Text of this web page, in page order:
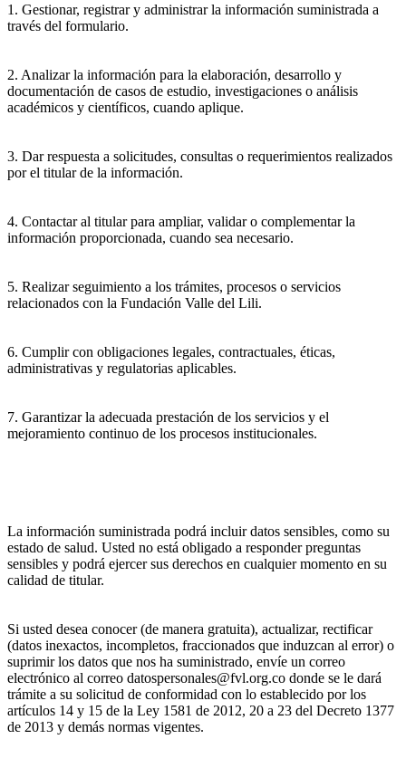
1. Gestionar, registrar y administrar la información suministrada a
través del formulario.
2. Analizar la información para la elaboración, desarrollo y
documentación de casos de estudio, investigaciones o análisis
académicos y científicos, cuando aplique.
3. Dar respuesta a solicitudes, consultas o requerimientos realizados
por el titular de la información.
4. Contactar al titular para ampliar, validar o complementar la
información proporcionada, cuando sea necesario.
5. Realizar seguimiento a los trámites, procesos o servicios
relacionados con la Fundación Valle del Lili.
6. Cumplir con obligaciones legales, contractuales, éticas,
administrativas y regulatorias aplicables.
7. Garantizar la adecuada prestación de los servicios y el
mejoramiento continuo de los procesos institucionales.
La información suministrada podrá incluir datos sensibles, como su
estado de salud. Usted no está obligado a responder preguntas
sensibles y podrá ejercer sus derechos en cualquier momento en su
calidad de titular.
Si usted desea conocer (de manera gratuita), actualizar, rectificar
(datos inexactos, incompletos, fraccionados que induzcan al error) o
suprimir los datos que nos ha suministrado, envíe un correo
electrónico al correo datospersonales@fvl.org.co donde se le dará
trámite a su solicitud de conformidad con lo establecido por los
artículos 14 y 15 de la Ley 1581 de 2012, 20 a 23 del Decreto 1377
de 2013 y demás normas vigentes.